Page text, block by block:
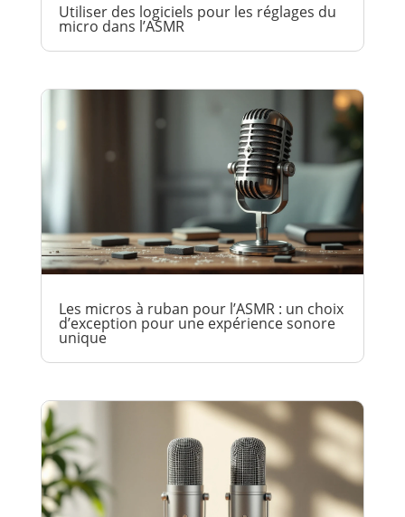
Utiliser des logiciels pour les réglages du
micro dans l’ASMR
Les micros à ruban pour l’ASMR : un choix
d’exception pour une expérience sonore
unique